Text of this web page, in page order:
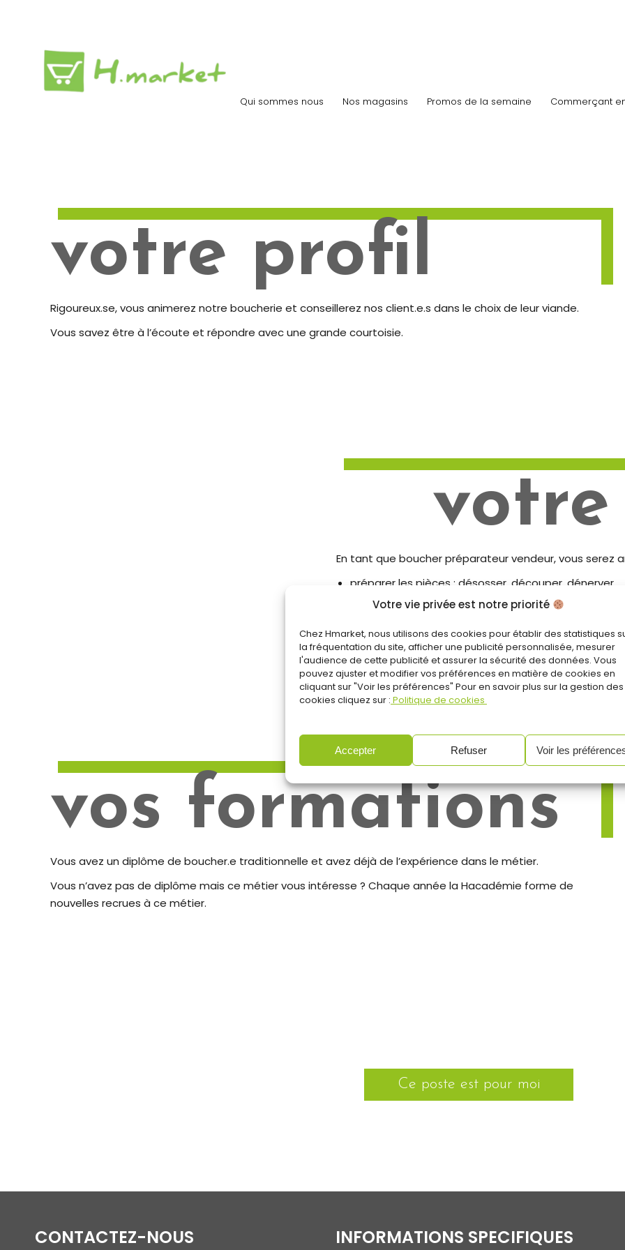
Votre vie privée est notre priorité
Chez Hmarket, nous utilisons des cookies pour établir des statistiques
la fréquentation du site, afficher une publicité personnalisée, mesurer
l'audience de cette publicité et assurer la sécurité des données. Vous
pouvez ajuster et modifier vos préférences en matière de cookies en
cliquant sur "Voir les préférences" Pour en savoir plus sur la gestion des
cookies cliquez sur : Politique de cookies
Accepter Refuser Voir les
Qui sommes nous Nos magasins Promos de la semaine Commerçant
votre profil
Rigoureux.se, vous animerez notre boucherie et conseillerez nos client.e.s dans le choix de leur viande.
Vous savez être à l’écoute et répondre avec une grande courtoisie.
votre
En tant que boucher préparateur vendeur, vous serez
préparer les pièces : désosser, découper, dénerver…,
éventuellement cuisiner des plats (partie traiteur),
accueillir la clientèle, la conseiller et la fidéliser.
vos formations
Vous avez un diplôme de boucher.e traditionnelle et avez déjà de l’expérience dans le métier.
Vous n’avez pas de diplôme mais ce métier vous intéresse ? Chaque année la Hacadémie forme de
nouvelles recrues à ce métier.
Ce poste est pour moi
CONTACTEZ-NOUS INFORMATIONS SPECIFIQUES